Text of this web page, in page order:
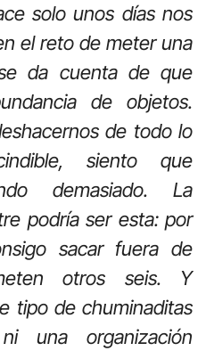
solo unos días nos
el reto de meter una
da cuenta de que
de objetos.
de todo lo
siento que
demasiado. La
podría ser esta: por
sacar fuera de
otros seis. Y
tipo de chuminaditas
una organización